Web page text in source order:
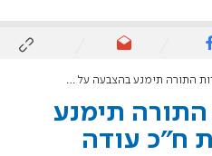
תימנע בהצבעה על הדחת ח"כ עודה
התורה תימנע
ח"כ עודה